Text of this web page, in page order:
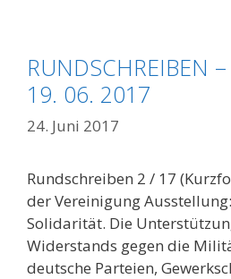
RUNDSCHREIBEN
19. 06. 2017
24. Juni 2017
Rundschreiben 2 / 17
der Vereinigung
Solidarität. Die
Widerstands gegen die
deutsche Parteien,